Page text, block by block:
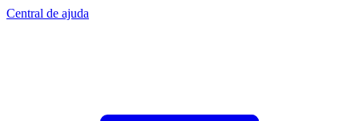
Central de ajuda